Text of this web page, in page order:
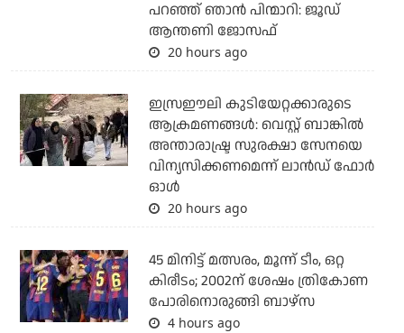
പറഞ്ഞ് ഞാന്‍ പിന്മാറി: ജൂഡ്
ആന്തണി ജോസഫ്
20 hours ago
ഇസ്രഈലി കുടിയേറ്റക്കാരുടെ
ആക്രമണങ്ങള്‍: വെസ്റ്റ് ബാങ്കില്‍
അന്താരാഷ്ട്ര സുരക്ഷാ സേനയെ
വിന്യസിക്കണമെന്ന് ലാന്‍ഡ് ഫോര്‍
ഓള്‍
20 hours ago
45 മിനിട്ട് മത്സരം, മൂന്ന് ടീം, ഒറ്റ
കിരീടം; 2002ന് ശേഷം ത്രികോണ
പോരിനൊരുങ്ങി ബാഴ്‌സ
4 hours ago